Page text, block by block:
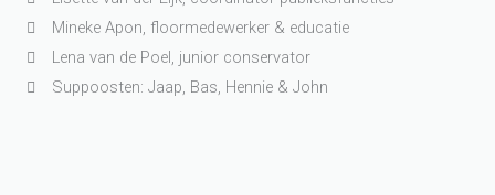
Mineke Apon, floormedewerker & educatie
Lena van de Poel, junior conservator
Suppoosten: Jaap, Bas, Hennie & John